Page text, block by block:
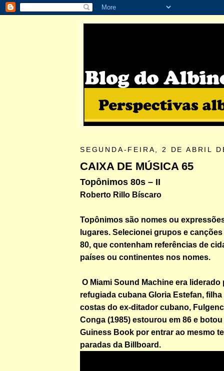
SEGUNDA-FEIRA, 2 DE ABRIL
CAIXA DE MÚSICA 65
Topônimos 80s – II
Roberto Rillo Bíscaro
Topônimos são nomes ou
lugares. Selecionei grupos e
80, que contenham referências de
países ou continentes nos nomes.
O Miami Sound Machine era liderado
refugiada cubana Gloria Estefan,
costas do ex-ditador cubano,
Conga (1985) estourou em 86 e
Guiness Book por entrar ao mesmo
paradas da Billboard.